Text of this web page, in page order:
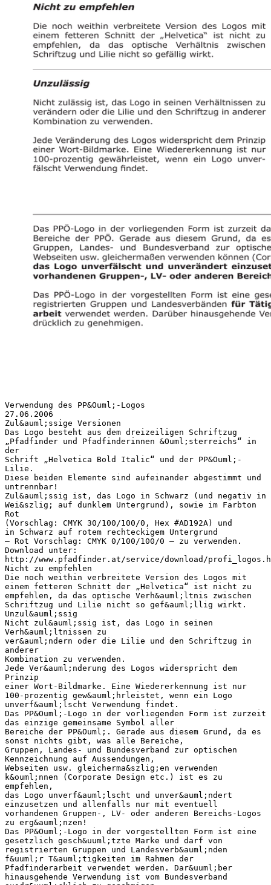
Verwendung des PP&Ouml;-Logos
27.06.2006
Zul&auml;ssige Versionen
Das Logo besteht aus dem dreizeiligen Schriftzug
„Pfadfinder und Pfadfinderinnen &Ouml;sterreichs“ in
der
Schrift „Helvetica Bold Italic“ und der PP&Ouml;-
Lilie.
Diese beiden Elemente sind aufeinander abgestimmt und
untrennbar!
Zul&auml;ssig ist, das Logo in Schwarz (und negativ in
Wei&szlig; auf dunklem Untergrund), sowie im Farbton
Rot
(Vorschlag: CMYK 30/100/100/0, Hex #AD192A) und
in Schwarz auf rotem rechteckigem Untergrund
– Rot Vorschlag: CMYK 0/100/100/0 – zu verwenden.
Download unter:
http://www.pfadfinder.at/service/download/
Nicht zu empfehlen
Die noch weithin verbreitete Version des Logos mit
einem fetteren Schnitt der „Helvetica“ ist nicht zu
empfehlen, da das optische Verh&auml;ltnis zwischen
Schriftzug und Lilie nicht so gef&auml;llig wirkt.
Unzul&auml;ssig
Nicht zul&auml;ssig ist, das Logo in seinen
Verh&auml;ltnissen zu
ver&auml;ndern oder die Lilie und den Schriftzug in
anderer
Kombination zu verwenden.
Jede Ver&auml;nderung des Logos widerspricht dem
Prinzip
einer Wort-Bildmarke. Eine Wiedererkennung ist nur
100-prozentig gew&auml;hrleistet, wenn ein Logo
unverf&auml;lscht Verwendung findet.
Das PP&Ouml;-Logo in der vorliegenden Form ist zurzeit
das einzige gemeinsame Symbol aller
Bereiche der PP&Ouml;. Gerade aus diesem Grund, da es
sonst nichts gibt, was alle Bereiche,
Gruppen, Landes- und Bundesverband zur optischen
Kennzeichnung auf Aussendungen,
Webseiten usw. gleicherma&szlig;en verwenden
k&ouml;nnen (Corporate Design etc.) ist es zu
empfehlen,
das Logo unverf&auml;lscht und unver&auml;ndert
einzusetzen und allenfalls nur mit eventuell
vorhandenen Gruppen-, LV- oder anderen Bereichs-Logos
zu erg&auml;nzen!
Das PP&Ouml;-Logo in der vorgestellten Form ist eine
gesetzlich gesch&uuml;tzte Marke und darf von
registrierten Gruppen und Landesverb&auml;nden
f&uuml;r T&auml;tigkeiten im Rahmen der
Pfadfinderarbeit verwendet werden. Dar&uuml;ber
hinausgehende Verwendung ist vom Bundesverband